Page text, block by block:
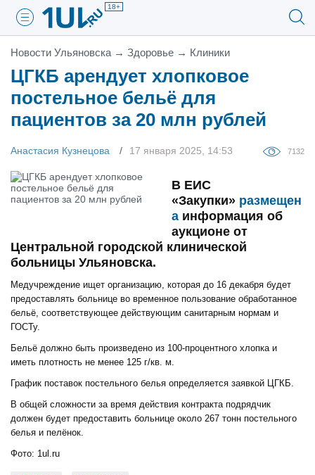
18+
Новости Ульяновска → Здоровье → Клиники
ЦГКБ арендует хлопковое
постельное бельё для
пациентов за 20 млн рублей
Анастасия Кузнецова 17 января 2025, 14:53 7132
В ЕИС
«Закупки» размещен
а информация об
аукционе от
Центральной городской клинической
больницы Ульяновска.
Медучреждение ищет организацию, которая до 16 декабря будет
предоставлять больнице во временное пользование обработанное
бельё, соответствующее действующим санитарным нормам и
ГОСТу.
Бельё должно быть произведено из 100-процентного хлопка и
иметь плотность не менее 125 г/кв. м.
График поставок постельного белья определяется заявкой ЦГКБ.
В общей сложности за время действия контракта подрядчик
должен будет предоставить больнице около 267 тонн постельного
белья и пелёнок.
Фото: 1ul.ru